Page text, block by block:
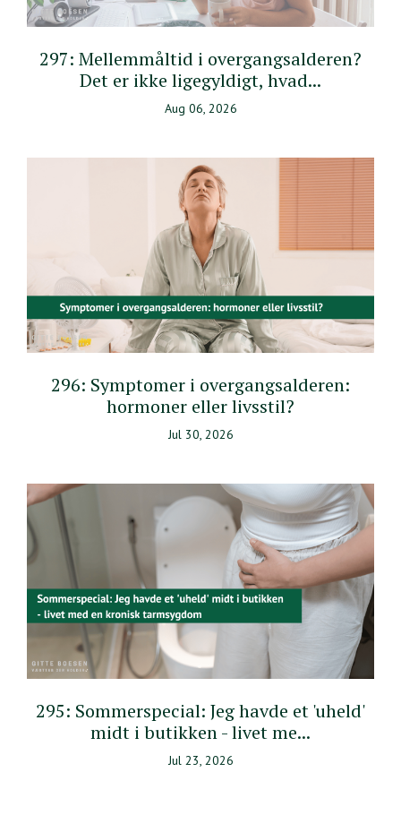
297: Mellemmåltid i overgangsalderen?
Det er ikke ligegyldigt, hvad...
Aug 06, 2026
296: Symptomer i overgangsalderen:
hormoner eller livsstil?
Jul 30, 2026
295: Sommerspecial: Jeg havde et 'uheld'
midt i butikken - livet me...
Jul 23, 2026